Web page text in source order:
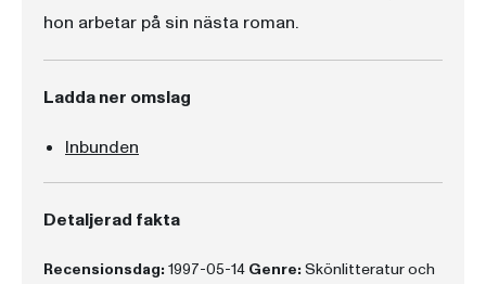
hon arbetar på sin nästa roman.
Ladda ner omslag
Inbunden
Detaljerad fakta
Recensionsdag: 1997-05-14 Genre: Skönlitteratur och